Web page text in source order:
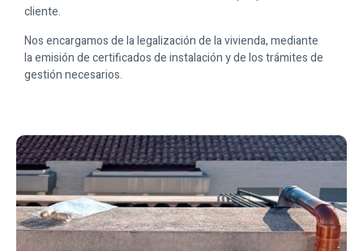
cliente.
Nos encargamos de la legalización de la vivienda, mediante
la emisión de certificados de instalación y de los trámites de
gestión necesarios.